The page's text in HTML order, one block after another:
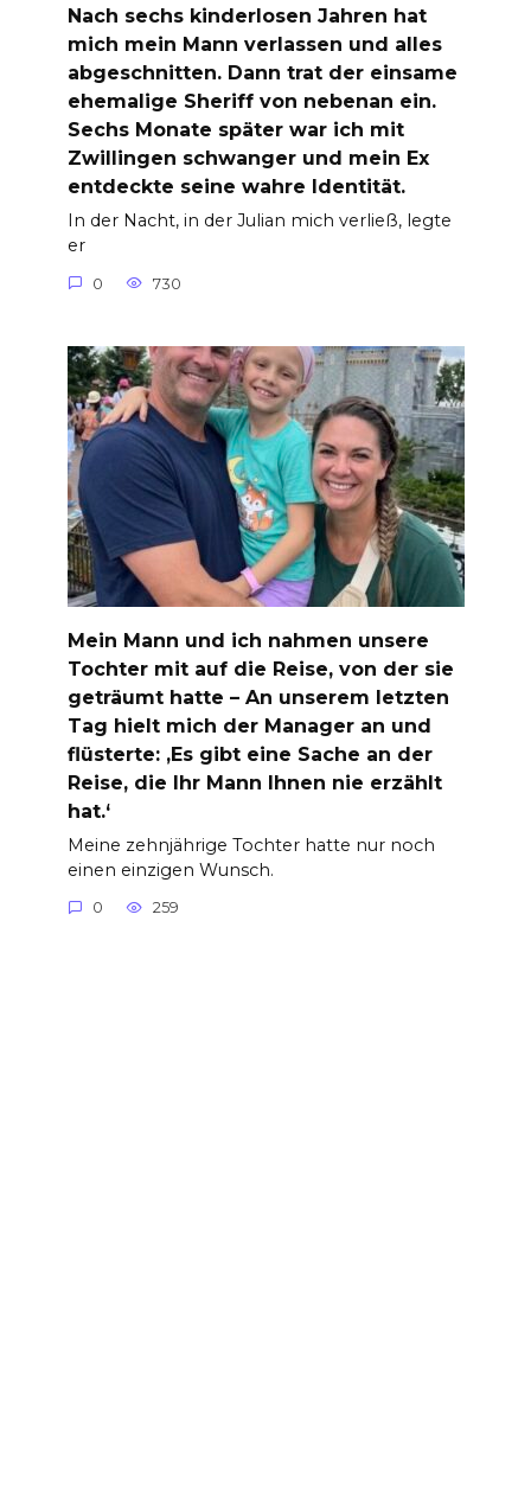
Nach sechs kinderlosen Jahren hat
mich mein Mann verlassen und alles
abgeschnitten. Dann trat der einsame
ehemalige Sheriff von nebenan ein.
Sechs Monate später war ich mit
Zwillingen schwanger und mein Ex
entdeckte seine wahre Identität.
In der Nacht, in der Julian mich verließ, legte
er
0 730
Mein Mann und ich nahmen unsere
Tochter mit auf die Reise, von der sie
geträumt hatte – An unserem letzten
Tag hielt mich der Manager an und
flüsterte: ‚Es gibt eine Sache an der
Reise, die Ihr Mann Ihnen nie erzählt
hat.‘
Meine zehnjährige Tochter hatte nur noch
einen einzigen Wunsch.
0 259